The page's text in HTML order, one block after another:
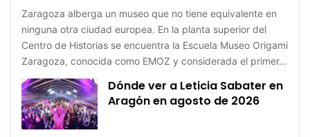
Zaragoza alberga un museo que no tiene equivalente en
ninguna otra ciudad europea. En la planta superior del
Centro de Historias se encuentra la Escuela Museo Origami
Zaragoza, conocida como EMOZ y considerada el primer…
Dónde ver a Leticia Sabater en
Aragón en agosto de 2026